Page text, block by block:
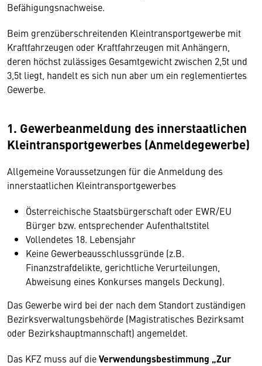
Befähigungsnachweise.
Beim grenzüberschreitenden Kleintransportgewerbe mit
Kraftfahrzeugen oder Kraftfahrzeugen mit Anhängern,
deren höchst zulässiges Gesamtgewicht zwischen 2,5t und
3,5t liegt, handelt es sich nun aber um ein reglementiertes
Gewerbe.
1. Gewerbeanmeldung des innerstaatlichen
Kleintransportgewerbes (Anmeldegewerbe)
Allgemeine Voraussetzungen für die Anmeldung des
innerstaatlichen Kleintransportgewerbes
Österreichische Staatsbürgerschaft oder EWR/EU
Bürger bzw. entsprechender Aufenthaltstitel
Vollendetes 18. Lebensjahr
Keine Gewerbeausschlussgründe (z.B.
Finanzstrafdelikte, gerichtliche Verurteilungen,
Abweisung eines Konkurses mangels Deckung).
Das Gewerbe wird bei der nach dem Standort zuständigen
Bezirksverwaltungsbehörde (Magistratisches Bezirksamt
oder Bezirkshauptmannschaft) angemeldet.
Das KFZ muss auf dieVerwendungsbestimmung „Zur